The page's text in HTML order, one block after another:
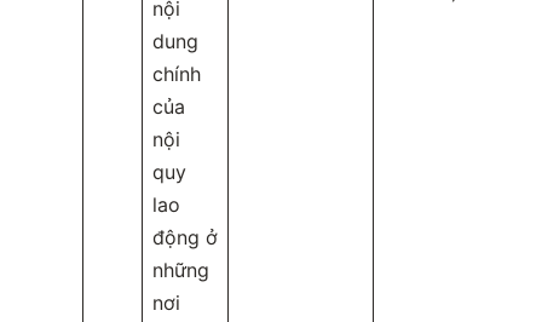
nội
dung
chính
của
nội
quy
lao
động ở
những
nơi